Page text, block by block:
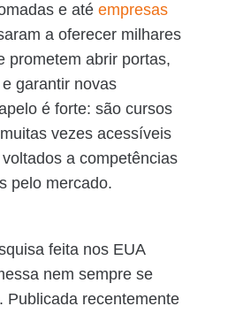
e atéempresas
a oferecer milhares
prometem abrir portas,
garantir novas
é forte: são cursos
vezes acessíveis
a competências
pelo mercado.
feita nos EUA
nem sempre se
Publicada recentemente